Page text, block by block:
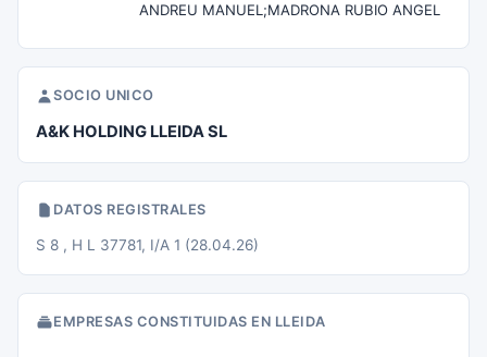
ANDREU MANUEL;MADRONA RUBIO ANGEL
SOCIO UNICO
A&K HOLDING LLEIDA SL
DATOS REGISTRALES
S 8 , H L 37781, I/A 1 (28.04.26)
EMPRESAS CONSTITUIDAS EN LLEIDA